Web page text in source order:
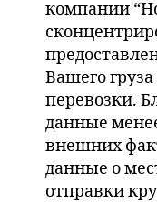
компании
Вашего
перевозки.
данные
внешних
данные о
отправки